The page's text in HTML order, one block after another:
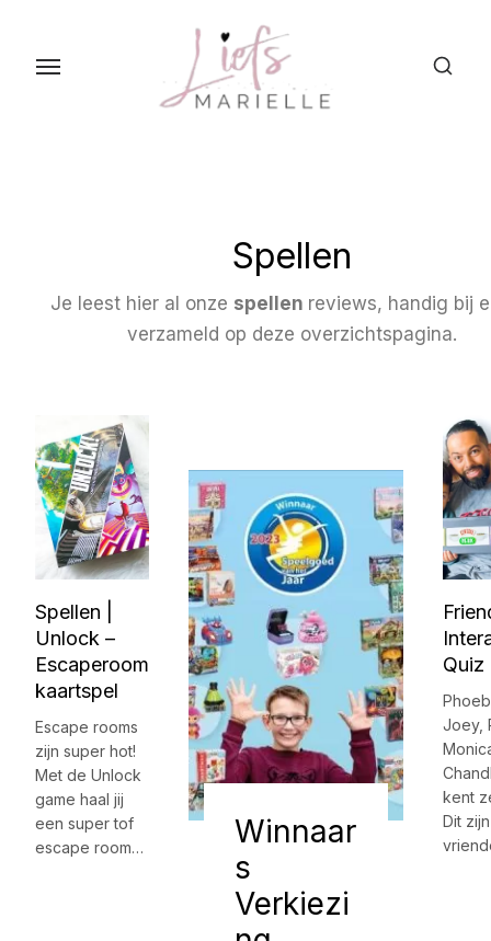
Spellen
Je leest hier al onze spellen reviews, handig bij
verzameld op deze overzichtspagina.
Spellen |
Unlock –
Escaperoom
kaartspel
Escape rooms
zijn super hot!
Met de Unlock
game haal jij
een super tof
escape room…
Winnaar
s
Verkiezi
Quiz
Joey,
kent
Dit